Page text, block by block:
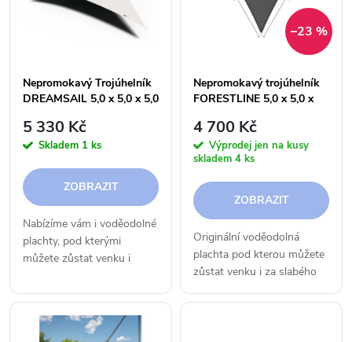
p
o
d
u
k
p
o
d
u
Nepromokavý Trojúhelník
DREAMSAIL 5,0 x 5,0 x 5,0
5 330 Kč
Skladem 1 ks
ZOBRAZIT
Nabízíme vám i voděodolné
plachty, pod kterými
můžete zůstat venku i
–23 %
Nepromokavý trojúhelník
FORESTLINE 5,0 x 5,0 x
4 700 Kč
Výprodej jen na kusy
skladem 4 ks
ZOBRAZIT
Originální voděodolná
plachta pod kterou můžete
zůstat venku i za slabého